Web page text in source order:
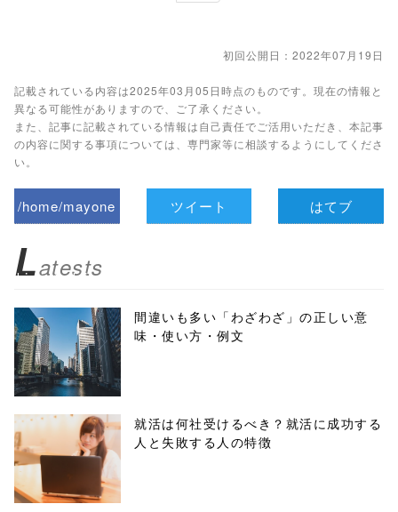
初回公開日：2022年07月19日
記載されている内容は2025年03月05日時点のものです。現在の情報と
異なる可能性がありますので、ご了承ください。
また、記事に記載されている情報は自己責任でご活用いただき、本記事
の内容に関する事項については、専門家等に相談するようにしてくださ
い。
/home/mayone
biz.jp/public_ht
ml/wp-
content/themes
/tapbiz_theme/
parts/sns-
buttons.php on
line10
ツイート はてブ
Latests
間違いも多い「わざわざ」の正しい意
味・使い方・例文
就活は何社受けるべき？就活に成功する
人と失敗する人の特徴